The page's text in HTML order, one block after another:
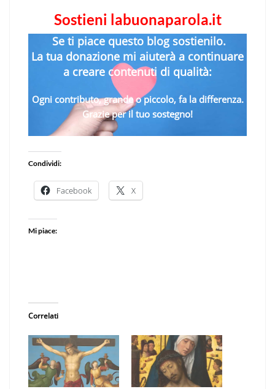
Sostieni labuonaparola.it
Se ti piace questo blog sostienilo.
La tua donazione mi aiuterà a continuare
a creare contenuti di qualità:
Ogni contributo, grande o piccolo, fa la differenza.
Grazie per il tuo sostegno!
Condividi:
Facebook X
Mi piace:
Correlati